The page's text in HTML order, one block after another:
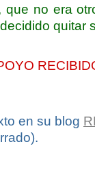
que no era
quitar
en su blog